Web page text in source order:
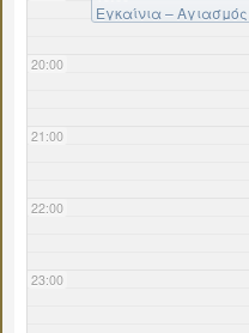
20:00
21:00
22:00
23:00
Εγκαίνια –